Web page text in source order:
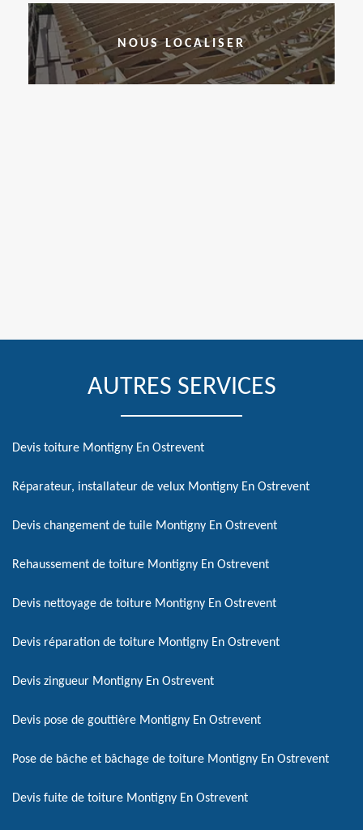
NOUS LOCALISER
AUTRES SERVICES
Devis toiture Montigny En Ostrevent
Réparateur, installateur de velux Montigny En Ostrevent
Devis changement de tuile Montigny En Ostrevent
Rehaussement de toiture Montigny En Ostrevent
Devis nettoyage de toiture Montigny En Ostrevent
Devis réparation de toiture Montigny En Ostrevent
Devis zingueur Montigny En Ostrevent
Devis pose de gouttière Montigny En Ostrevent
Pose de bâche et bâchage de toiture Montigny En Ostrevent
Devis fuite de toiture Montigny En Ostrevent